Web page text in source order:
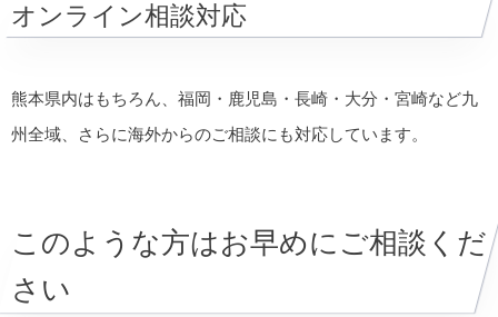
オンライン相談対応
熊本県内はもちろん、福岡・鹿児島・長崎・大分・宮崎など九
州全域、さらに海外からのご相談にも対応しています。
このような方はお早めにご相談くだ
さい